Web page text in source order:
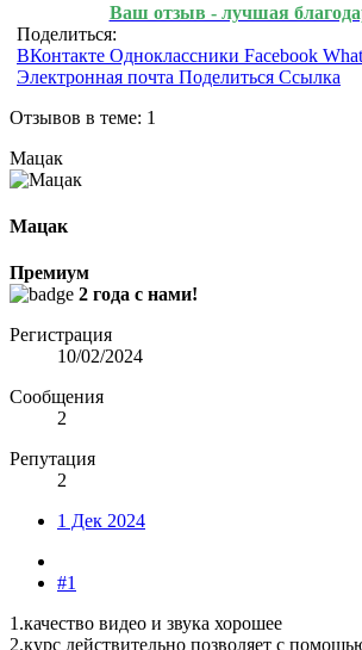
Ваш отзыв - лучшая
Поделиться:
ВКонтакте Одноклассники Facebook
Электронная почта Поделиться Ссылка
Отзывов в теме: 1
Мацак
Мацак
Премиум
2 года с нами!
Регистрация
10/02/2024
Сообщения
2
Репутация
2
1 Дек 2024
#1
1.качество видео и звука хорошее
2.курс действительно позволяет с